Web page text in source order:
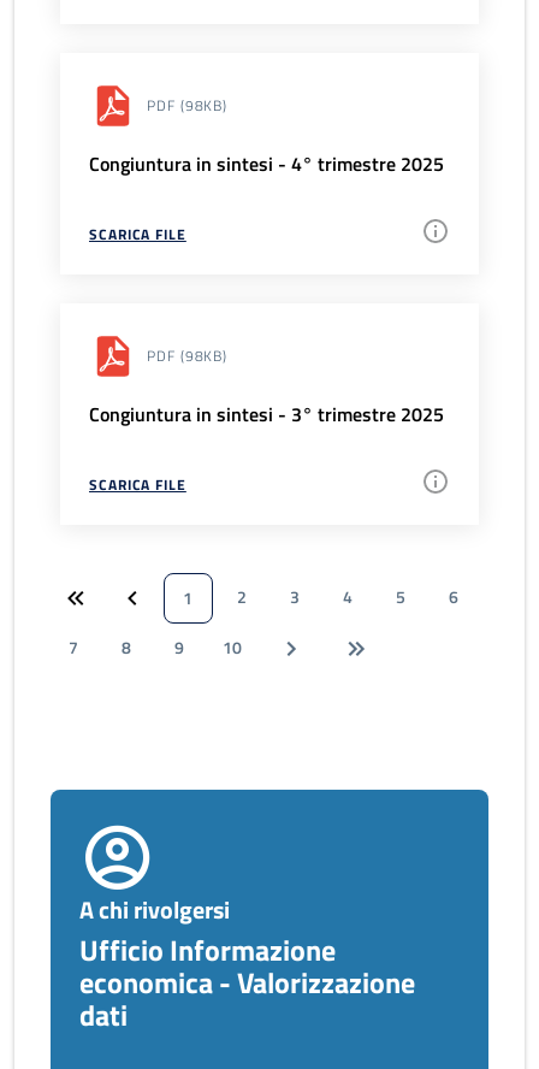
PDF (98KB)
Congiuntura in sintesi - 4° trimestre 2025
SCARICA FILE
PDF (98KB)
Congiuntura in sintesi - 3° trimestre 2025
SCARICA FILE
1 2 3 4 5
6
7
8 9 10
A chi rivolgersi
Ufficio Informazione
economica - Valorizzazione
dati